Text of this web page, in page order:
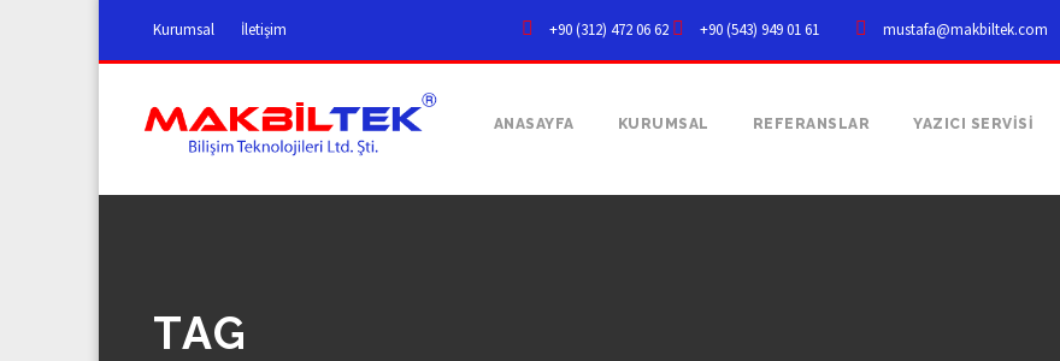
Kurumsal İletişim +90 (312) 472 06 62 +90 (543) 949 01 61 mustafa@makbiltek.com
ANASAYFA KURUMSAL REFERANSLAR YAZICI SERVİSİ
TAG